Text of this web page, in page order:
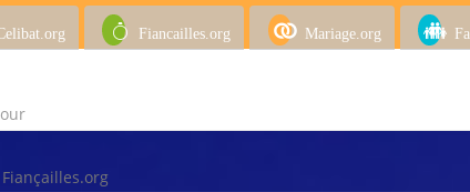
Fiancailles.org Mariage.org
Fiançailles.org